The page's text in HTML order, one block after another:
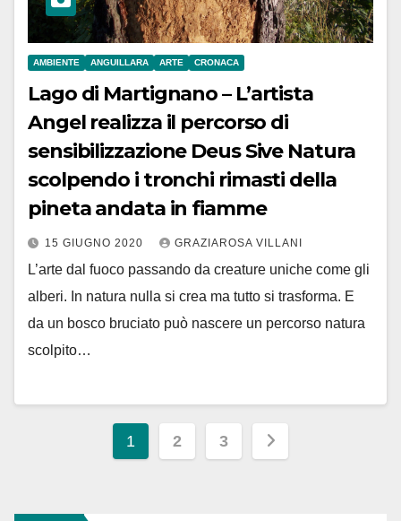
AMBIENTE ANGUILLARA ARTE CRONACA
Lago di Martignano – L’artista
Angel realizza il percorso di
sensibilizzazione Deus Sive Natura
scolpendo i tronchi rimasti della
pineta andata in fiamme
15 GIUGNO 2020 GRAZIAROSA VILLANI
L’arte dal fuoco passando da creature uniche come gli
alberi. In natura nulla si crea ma tutto si trasforma. E
da un bosco bruciato può nascere un percorso natura
scolpito…
Paginazione
1 2 3